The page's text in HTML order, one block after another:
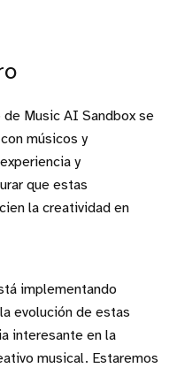
Music AI Sandbox se
músicos y
y
que estas
la creatividad en
implementando
evolución de estas
interesante en la
musical. Estaremos